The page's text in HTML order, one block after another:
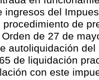
ingresos del
de
de 27 de
autoliquidación
de liquidación
con este